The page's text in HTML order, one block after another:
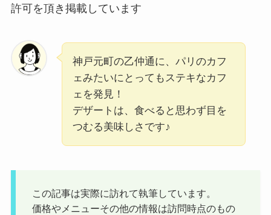
許可を頂き掲載しています
神戸元町の乙仲通に、パリのカフ
ェみたいにとってもステキなカフ
ェを発見！
デザートは、食べると思わず目を
つむる美味しさです♪
この記事は実際に訪れて執筆しています。
価格やメニューその他の情報は訪問時点のもの